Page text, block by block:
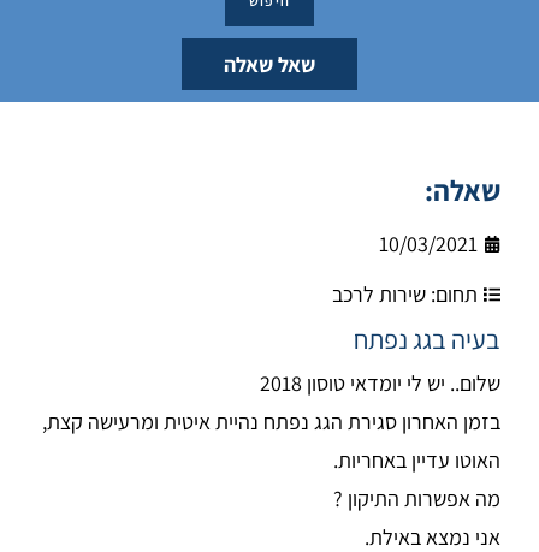
שאל שאלה
שאלה:
10/03/2021
תחום: שירות לרכב
בעיה בגג נפתח
שלום.. יש לי יומדאי טוסון 2018
בזמן האחרון סגירת הגג נפתח נהיית איטית ומרעישה קצת,
האוטו עדיין באחריות.
מה אפשרות התיקון ?
אני נמצא באילת.